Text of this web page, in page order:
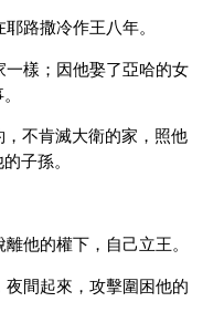
路撒冷作王八年。
樣；因他娶了亞哈的女
不肯滅大衛的家，照他
子孫。
他的權下，自己立王。
間起來，攻擊圍困他的